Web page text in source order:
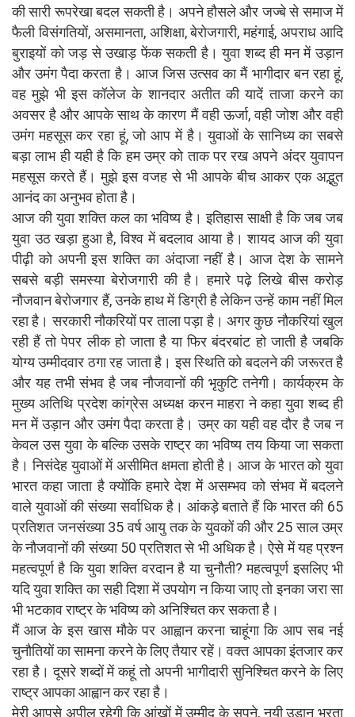
की सारी रूपरेखा बदल सकती है। अपने हौसले और जज्बे से समाज में
फैली विसंगतियों, असमानता, अशिक्षा, बेरोजगारी, महंगाई, अपराध आदि
बुराइयों को जड़ से उखाड़ फेंक सकती है। युवा शब्द ही मन में उड़ान
और उमंग पैदा करता है। आज जिस उत्सव का मैं भागीदार बन रहा हूं,
वह मुझे भी इस कॉलेज के शानदार अतीत की यादें ताजा करने का
अवसर है और आपके साथ के कारण मैं वही ऊर्जा, वही जोश और वही
उमंग महसूस कर रहा हूं, जो आप में है। युवाओं के सानिध्य का सबसे
बड़ा लाभ ही यही है कि हम उम्र को ताक पर रख अपने अंदर युवापन
महसूस करते हैं। मुझे इस वजह से भी आपके बीच आकर एक अद्भुत
आनंद का अनुभव होता है।
आज की युवा शक्ति कल का भविष्य है। इतिहास साक्षी है कि जब जब
युवा उठ खड़ा हुआ है, विश्व में बदलाव आया है। शायद आज की युवा
पीढ़ी को अपनी इस शक्ति का अंदाजा नहीं है। आज देश के सामने
सबसे बड़ी समस्या बेरोजगारी की है। हमारे पढ़े लिखे बीस करोड़
नौजवान बेरोजगार हैं, उनके हाथ में डिग्री है लेकिन उन्हें काम नहीं मिल
रहा है। सरकारी नौकरियों पर ताला पड़ा है। अगर कुछ नौकरियां खुल
रही हैं तो पेपर लीक हो जाता है या फिर बंदरबांट हो जाती है जबकि
योग्य उम्मीदवार ठगा रह जाता है। इस स्थिति को बदलने की जरूरत है
और यह तभी संभव है जब नौजवानों की भृकुटि तनेगी। कार्यक्रम के
मुख्य अतिथि प्रदेश कांग्रेस अध्यक्ष करन माहरा ने कहा युवा शब्द ही
मन में उड़ान और उमंग पैदा करता है। उम्र का यही वह दौर है जब न
केवल उस युवा के बल्कि उसके राष्ट्र का भविष्य तय किया जा सकता
है। निसंदेह युवाओं में असीमित क्षमता होती है। आज के भारत को युवा
भारत कहा जाता है क्योंकि हमारे देश में असम्भव को संभव में बदलने
वाले युवाओं की संख्या सर्वाधिक है। आंकड़े बताते हैं कि भारत की 65
प्रतिशत जनसंख्या 35 वर्ष आयु तक के युवकों की और 25 साल उम्र
के नौजवानों की संख्या 50 प्रतिशत से भी अधिक है। ऐसे में यह प्रश्न
महत्वपूर्ण है कि युवा शक्ति वरदान है या चुनौती? महत्वपूर्ण इसलिए भी
यदि युवा शक्ति का सही दिशा में उपयोग न किया जाए तो इनका जरा सा
भी भटकाव राष्ट्र के भविष्य को अनिश्चित कर सकता है।
मैं आज के इस खास मौके पर आह्वान करना चाहूंगा कि आप सब नई
चुनौतियों का सामना करने के लिए तैयार रहें। वक्त आपका इंतजार कर
रहा है। दूसरे शब्दों में कहूं तो अपनी भागीदारी सुनिश्चित करने के लिए
राष्ट्र आपका आह्वान कर रहा है।
मेरी आपसे अपील रहेगी कि आंखों में उम्मीद के सपने, नयी उड़ान भरता